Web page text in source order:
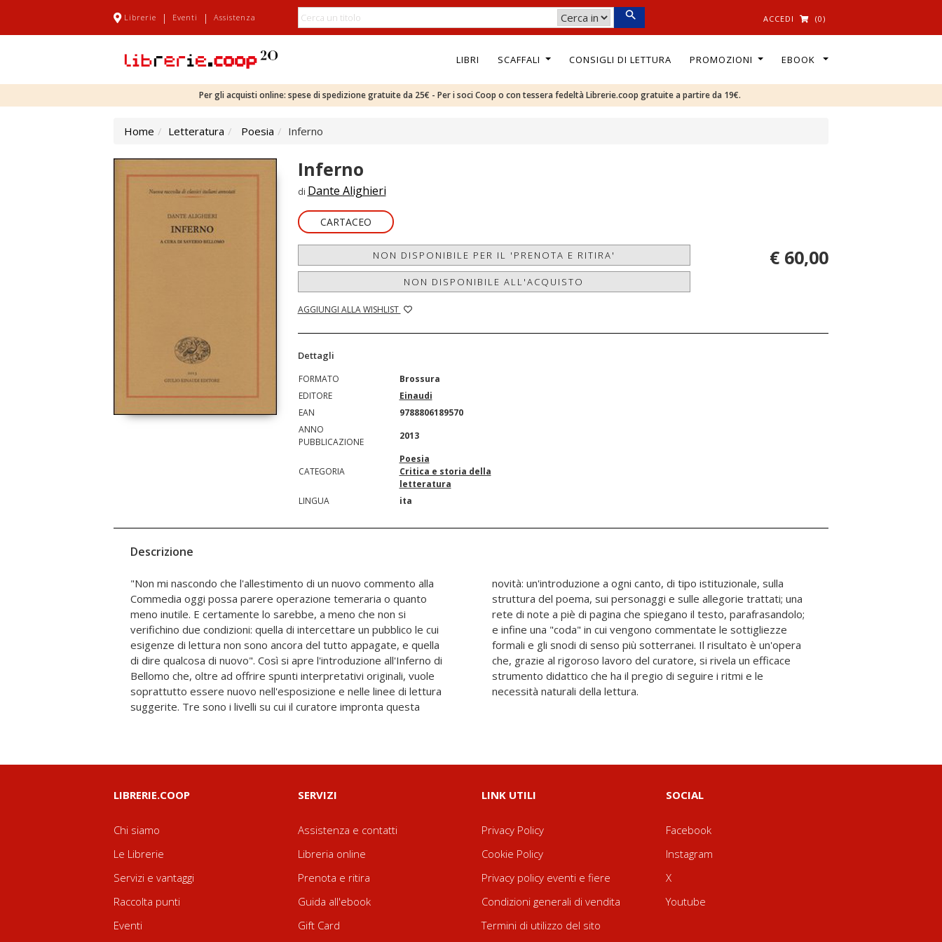
Librerie | Eventi | Assistenza ACCEDI (0)
LIBRI SCAFFALI CONSIGLI DI LETTURA PROMOZIONI EBOOK
Per gli acquisti online: spese di spedizione gratuite da 25€ - Per i soci Coop o con tessera fedeltà Librerie.coop gratuite a partire da 19€.
Home Letteratura Poesia Inferno
Inferno
di Dante Alighieri
CARTACEO
NON DISPONIBILE PER IL 'PRENOTA E RITIRA'
NON DISPONIBILE ALL'ACQUISTO
AGGIUNGI ALLA WISHLIST
€ 60,00
Dettagli
FORMATO
Brossura
EDITORE
Einaudi
EAN
9788806189570
ANNO
PUBBLICAZIONE
2013
CATEGORIA
Poesia
Critica e storia della
letteratura
LINGUA
ita
Descrizione
"Non mi nascondo che l'allestimento di un nuovo commento alla
Commedia oggi possa parere operazione temeraria o quanto
meno inutile. E certamente lo sarebbe, a meno che non si
verifichino due condizioni: quella di intercettare un pubblico le cui
esigenze di lettura non sono ancora del tutto appagate, e quella
di dire qualcosa di nuovo". Così si apre l'introduzione all'Inferno di
Bellomo che, oltre ad offrire spunti interpretativi originali, vuole
soprattutto essere nuovo nell'esposizione e nelle linee di lettura
suggerite. Tre sono i livelli su cui il curatore impronta questa
novità: un'introduzione a ogni canto, di tipo istituzionale, sulla
struttura del poema, sui personaggi e sulle allegorie trattati; una
rete di note a piè di pagina che spiegano il testo, parafrasandolo;
e infine una "coda" in cui vengono commentate le sottigliezze
formali e gli snodi di senso più sotterranei. Il risultato è un'opera
che, grazie al rigoroso lavoro del curatore, si rivela un efficace
strumento didattico che ha il pregio di seguire i ritmi e le
necessità naturali della lettura.
LIBRERIE.COOP
Chi siamo
Le Librerie
Servizi e vantaggi
Raccolta punti
Eventi
SERVIZI
Assistenza e contatti
Libreria online
Prenota e ritira
Guida all'ebook
Gift Card
LINK UTILI
Privacy Policy
Cookie Policy
Privacy policy eventi e fiere
Condizioni generali di vendita
Termini di utilizzo del sito
SOCIAL
Facebook
Instagram
X
Youtube